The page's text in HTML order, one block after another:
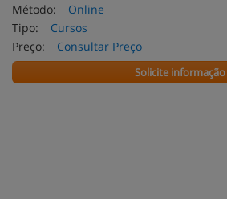
Método:
Online
Tipo:
Cursos
Preço:
Consultar Preço
Solicite informação